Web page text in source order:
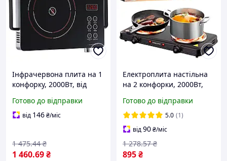
Інфрачервона плита на 1
конфорку, 2000Вт, від
/ Електроплита настільна
/ Плита електрична
Готово до відправки
від 146₴/міс
1 460.69₴
1 475.44 ₴
Електроплита настільна
на 2 конфорки, 2000Вт,
5110 / Плита настільна
Готово до відправки
5.0 (1)
від90₴/міс
895₴
1 278.57 ₴